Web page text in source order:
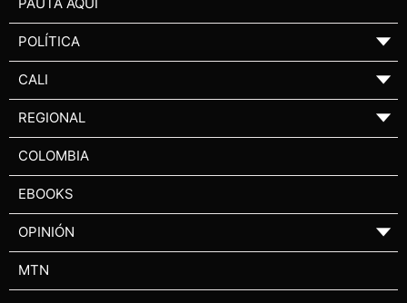
PAUTA AQUÍ
POLÍTICA ▼
CALI ▼
REGIONAL ▼
COLOMBIA
EBOOKS
OPINIÓN ▼
MTN